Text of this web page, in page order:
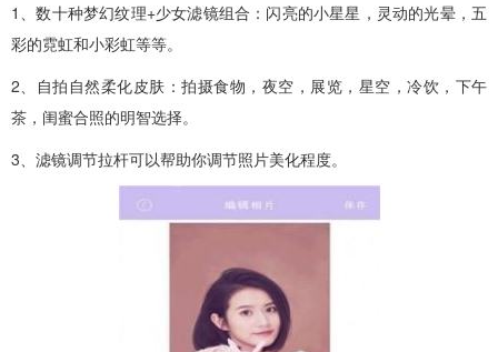
1、数十种梦幻纹理+少女滤镜组合：闪亮的小星星，灵动的光晕，五
彩的霓虹和小彩虹等等。
2、自拍自然柔化皮肤：拍摄食物，夜空，展览，星空，冷饮，下午
茶，闺蜜合照的明智选择。
3、滤镜调节拉杆可以帮助你调节照片美化程度。